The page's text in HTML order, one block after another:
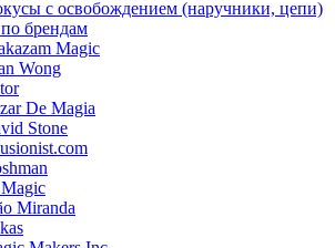
с освобождением (наручники, цепи)
брендам
Magic
Wong
De Magia
Stone
Miranda